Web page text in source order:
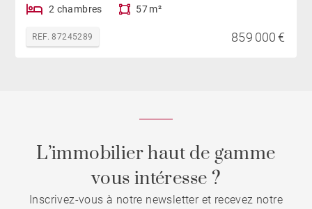
2 chambres 57 m²
REF. 87245289 859 000 €
L’immobilier haut de gamme
vous intéresse ?
Inscrivez-vous à notre newsletter et recevez notre